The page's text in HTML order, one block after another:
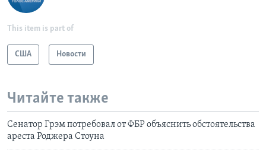
This item is part of
США Новости
Читайте также
Сенатор Грэм потребовал от ФБР объяснить обстоятельства
ареста Роджера Стоуна